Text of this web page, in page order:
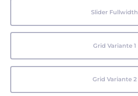
Slider Fullwidth
Grid Variante 1
Grid Variante 2